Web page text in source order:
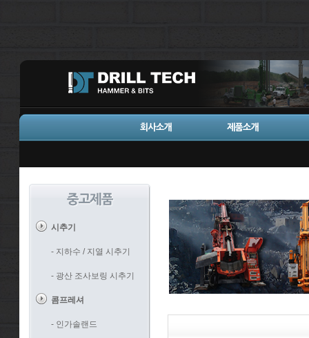
시추기
- 지하수 / 지열 시추기
- 광산 조사보링 시추기
콤프레셔
- 인가솔랜드